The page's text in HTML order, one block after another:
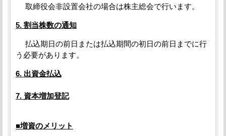
取締役会非設置会社の場合は株主総会で行います。
5. 割当株数の通知
払込期日の前日または払込期間の初日の前日までに行
う必要があります。
6. 出資金払込
7. 資本増加登記
■増資のメリット